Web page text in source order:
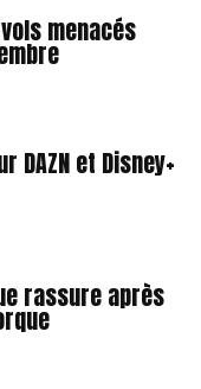
menacés
DAZN et Disney+
rassure après